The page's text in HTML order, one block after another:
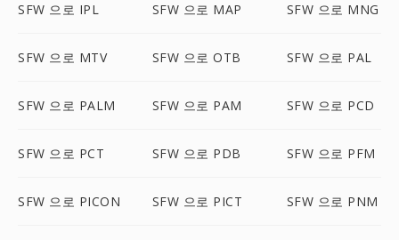
SFW 으로 IPL SFW 으로 MAP SFW 으로 MNG
SFW 으로 MTV SFW 으로 OTB SFW 으로 PAL
SFW 으로 PALM SFW 으로 PAM SFW 으로 PCD
SFW 으로 PCT SFW 으로 PDB SFW 으로 PFM
SFW 으로 PICON SFW 으로 PICT SFW 으로 PNM